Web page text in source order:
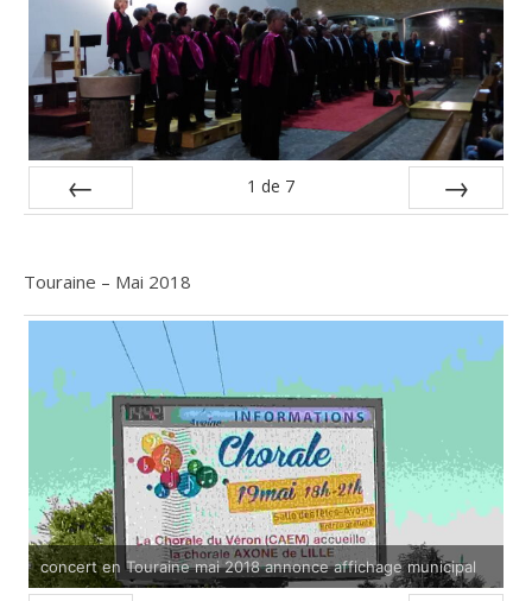
1 de 7
Touraine – Mai 2018
concert en Touraine mai 2018 annonce affichage municipal